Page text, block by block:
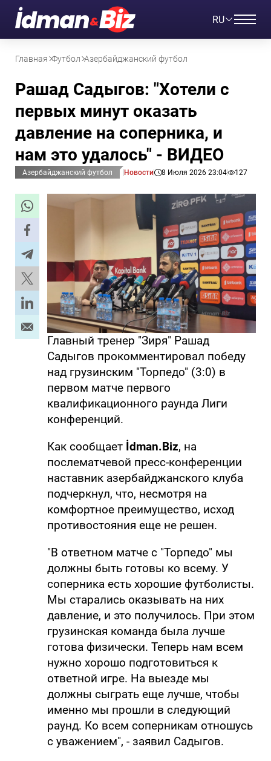
RU
Главная Футбол Азербайджанский футбол
Рашад Садыгов: "Хотели с
первых минут оказать
давление на соперника, и
нам это удалось" - ВИДЕО
Азербайджанский футбол Новости 8 Июля 2026 23:04 127
Главный тренер "Зиря" Рашад
Садыгов прокомментировал победу
над грузинским "Торпедо" (3:0) в
первом матче первого
квалификационного раунда Лиги
конференций.
Как сообщает İdman.Biz, на
послематчевой пресс-конференции
наставник азербайджанского клуба
подчеркнул, что, несмотря на
комфортное преимущество, исход
противостояния еще не решен.
"В ответном матче с "Торпедо" мы
должны быть готовы ко всему. У
соперника есть хорошие футболисты.
Мы старались оказывать на них
давление, и это получилось. При этом
грузинская команда была лучше
готова физически. Теперь нам всем
нужно хорошо подготовиться к
ответной игре. На выезде мы
должны сыграть еще лучше, чтобы
именно мы прошли в следующий
раунд. Ко всем соперникам отношусь
с уважением", - заявил Садыгов.